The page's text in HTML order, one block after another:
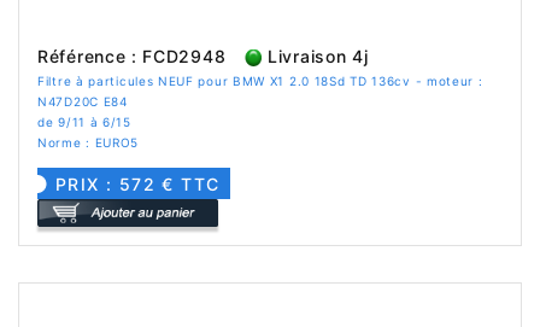
Référence : FCD2948 Livraison 4j
Filtre à particules NEUF pour BMW X1 2.0 18Sd TD 136cv - moteur :
N47D20C E84
de 9/11 à 6/15
Norme : EURO5
PRIX : 572 € TTC